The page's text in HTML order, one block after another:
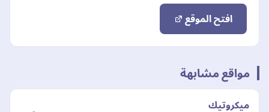
افتح الموقع
مواقع مشابهة
ميكروتيك